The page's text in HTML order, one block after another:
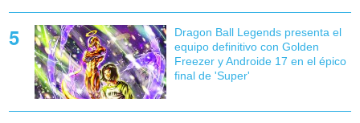
Dragon Ball Legends presenta el
equipo definitivo con Golden
Freezer y Androide 17 en el épico
final de 'Super'